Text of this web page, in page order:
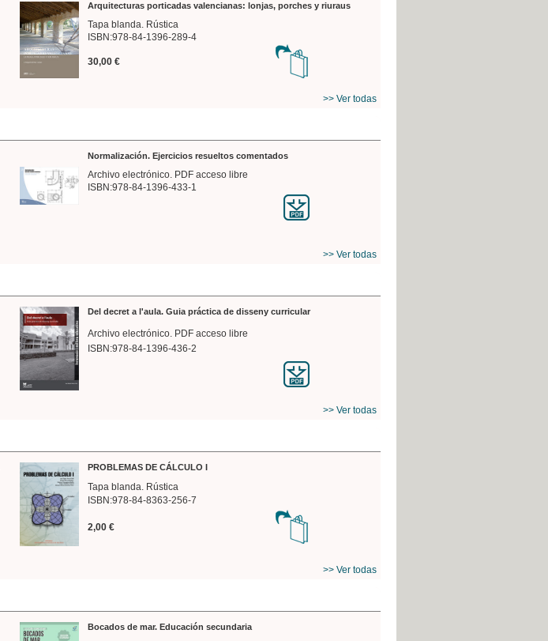
Arquitecturas porticadas valencianas: lonjas, porches y riuraus
Tapa blanda. Rústica
ISBN:978-84-1396-289-4
30,00 €
>> Ver todas
Normalización. Ejercicios resueltos comentados
Archivo electrónico. PDF acceso libre
ISBN:978-84-1396-433-1
>> Ver todas
Del decret a l'aula. Guia práctica de disseny curricular
Archivo electrónico. PDF acceso libre
ISBN:978-84-1396-436-2
>> Ver todas
PROBLEMAS DE CÁLCULO I
Tapa blanda. Rústica
ISBN:978-84-8363-256-7
2,00 €
>> Ver todas
Bocados de mar. Educación secundaria